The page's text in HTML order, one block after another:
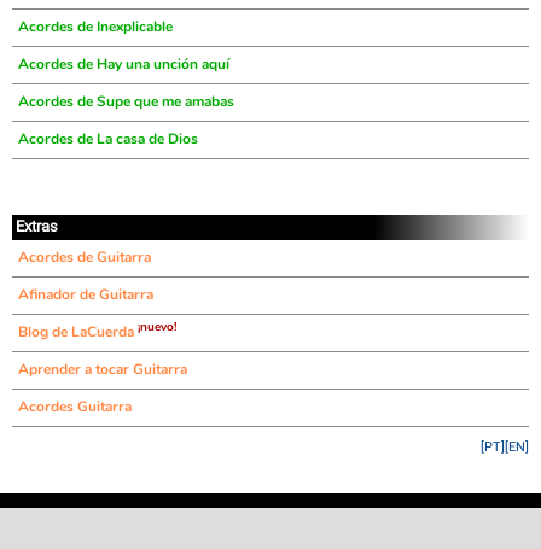
Acordes de Inexplicable
Acordes de Hay una unción aquí
Acordes de Supe que me amabas
Acordes de La casa de Dios
Extras
Acordes de Guitarra
Afinador de Guitarra
Blog de LaCuerda ¡nuevo!
Aprender a tocar Guitarra
Acordes Guitarra
[EN]
[PT]